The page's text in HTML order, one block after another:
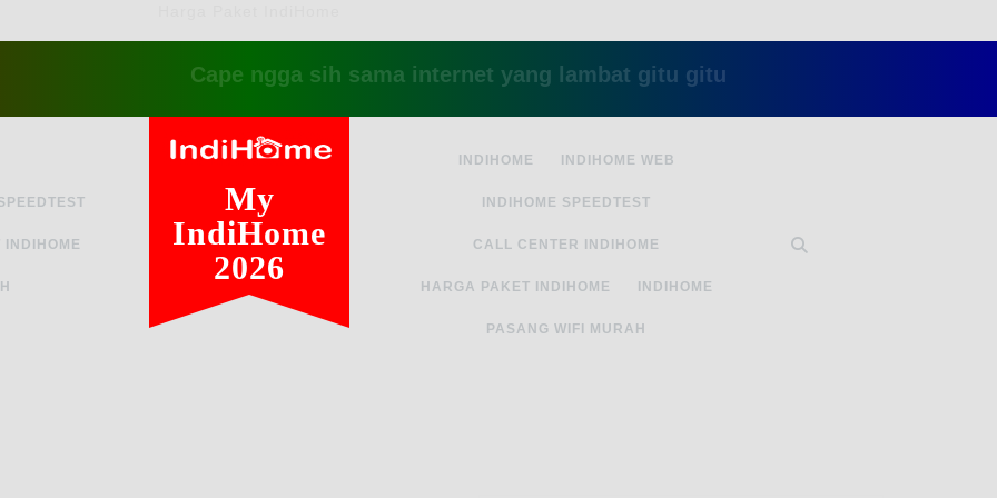
Cape ngga sih sama internet yang lambat gitu gitu aja dah nyebelin, pake ini aja
INDIHOME
My
IndiHome
2026
INDIHOME INDIHOME WEB
INDIHOME SPEEDTEST
CALL CENTER INDIHOME
HARGA PAKET INDIHOME INDIHOME
PASANG WIFI MURAH